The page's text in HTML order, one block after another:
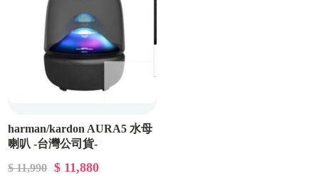
harman/kardon AURA5 水母
喇叭 -台灣公司貨-
$ 11,990
$ 11,880